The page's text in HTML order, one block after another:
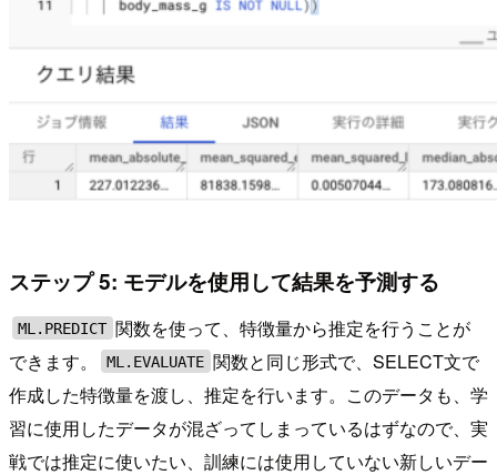
ステップ 5: モデルを使用して結果を予測する
ML.PREDICT 関数を使って、特徴量から推定を行うことが
できます。
ML.EVALUATE 関数と同じ形式で、SELECT文で
作成した特徴量を渡し、推定を行います。このデータも、学
習に使用したデータが混ざってしまっているはずなので、実
戦では推定に使いたい、訓練には使用していない新しいデー